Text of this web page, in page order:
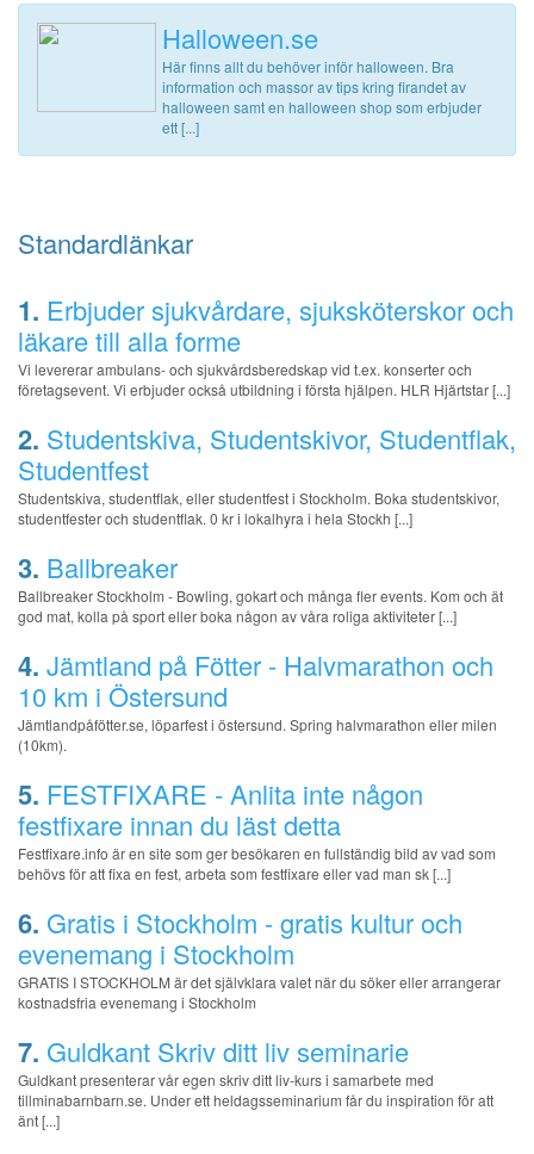
Halloween.se
Här finns allt du behöver inför halloween. Bra
information och massor av tips kring firandet av
halloween samt en halloween shop som erbjuder
ett [...]
Standardlänkar
1. Erbjuder sjukvårdare, sjuksköterskor och
läkare till alla forme
Vi levererar ambulans- och sjukvårdsberedskap vid t.ex. konserter och
företagsevent. Vi erbjuder också utbildning i första hjälpen. HLR Hjärtstar [...]
2. Studentskiva, Studentskivor, Studentflak,
Studentfest
Studentskiva, studentflak, eller studentfest i Stockholm. Boka studentskivor,
studentfester och studentflak. 0 kr i lokalhyra i hela Stockh [...]
3. Ballbreaker
Ballbreaker Stockholm - Bowling, gokart och många fler events. Kom och ät
god mat, kolla på sport eller boka någon av våra roliga aktiviteter [...]
4. Jämtland på Fötter - Halvmarathon och
10 km i Östersund
Jämtlandpåfötter.se, löparfest i östersund. Spring halvmarathon eller milen
(10km).
5. FESTFIXARE - Anlita inte någon
festfixare innan du läst detta
Festfixare.info är en site som ger besökaren en fullständig bild av vad som
behövs för att fixa en fest, arbeta som festfixare eller vad man sk [...]
6. Gratis i Stockholm - gratis kultur och
evenemang i Stockholm
GRATIS I STOCKHOLM är det självklara valet när du söker eller arrangerar
kostnadsfria evenemang i Stockholm
7. Guldkant Skriv ditt liv seminarie
Guldkant presenterar vår egen skriv ditt liv-kurs i samarbete med
tillminabarnbarn.se. Under ett heldagsseminarium får du inspiration för att
änt [...]